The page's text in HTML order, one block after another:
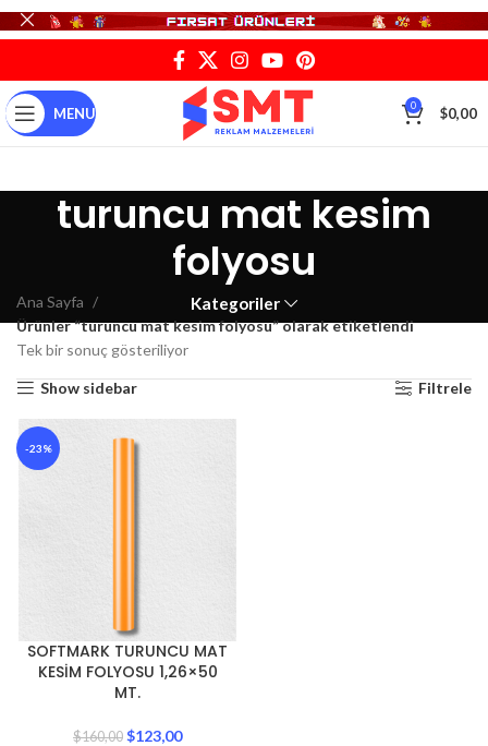
MENU 0 $0,00
turuncu mat kesim
folyosu
Kategoriler
Ana Sayfa
Ürünler “turuncu mat kesim folyosu” olarak etiketlendi
Tek bir sonuç gösteriliyor
Show sidebar Filtrele
-23%
SOFTMARK TURUNCU MAT
KESİM FOLYOSU 1,26×50
MT.
$160,00 $123,00